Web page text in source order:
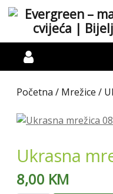
Početna / Mrežice /
Ukrasna
8,00 KM